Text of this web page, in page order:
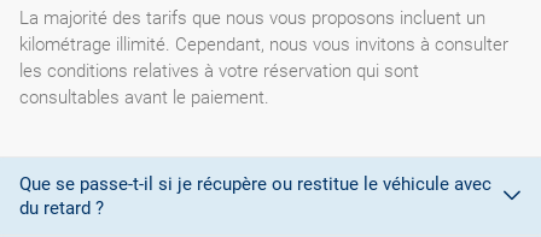
La majorité des tarifs que nous vous proposons incluent un
kilométrage illimité. Cependant, nous vous invitons à consulter
les conditions relatives à votre réservation qui sont
consultables avant le paiement.
Que se passe-t-il si je récupère ou restitue le véhicule avec
du retard ?